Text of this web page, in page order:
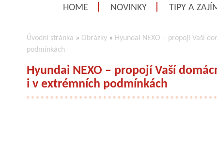
HOME NOVINKY TIPY A
Úvodní stránka » Obrázky » Hyundai NEXO – propojí Vaší
podmínkách
Hyundai NEXO – propojí Vaší
i v extrémních podmínkách